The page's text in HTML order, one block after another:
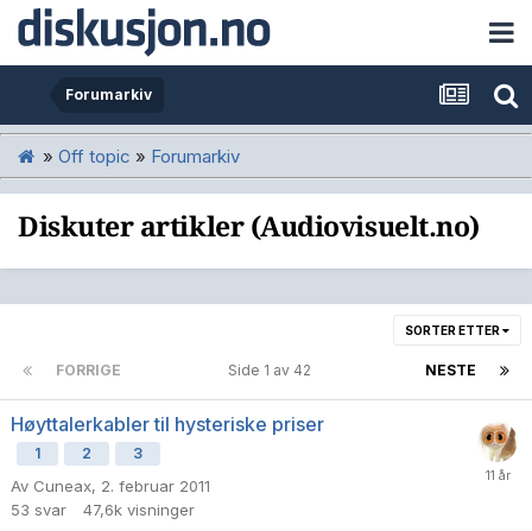
Forumarkiv
» Off topic » Forumarkiv
Diskuter artikler (Audiovisuelt.no)
SORTER ETTER
FORRIGE NESTE
Side 1 av 42
Høyttalerkabler til hysteriske priser
1 2 3
Av Cuneax, 2. februar 2011
53 svar 47,6k visninger